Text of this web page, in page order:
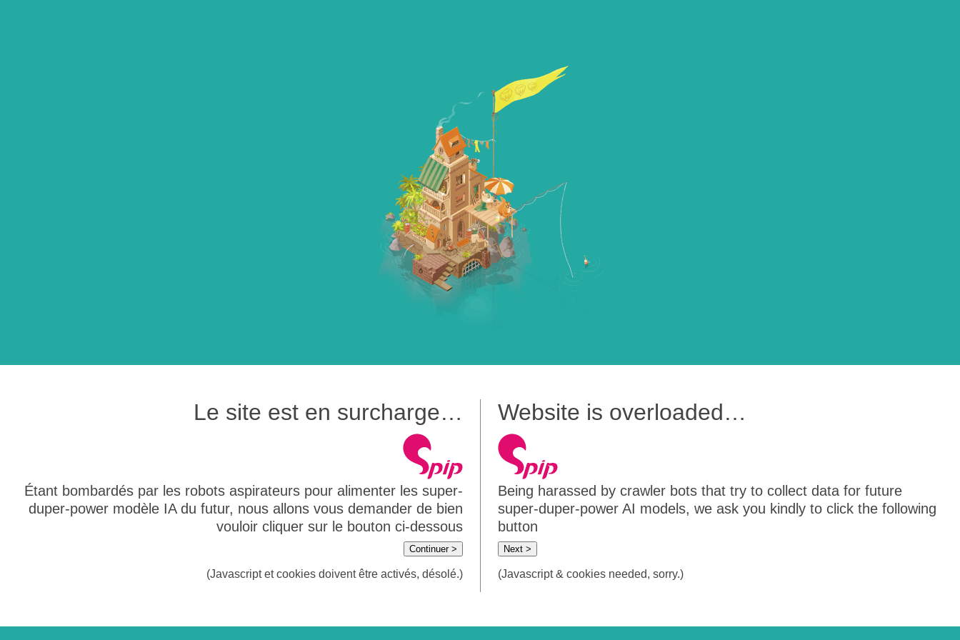
Le site est en surcharge…
Étant bombardés par les robots aspirateurs pour alimenter les super-
duper-power modèle IA du futur, nous allons vous demander de bien
vouloir cliquer sur le bouton ci-dessous
Continuer >
(Javascript et cookies doivent être activés, désolé.)
Website is overloaded…
Being harassed by crawler bots that try to collect data for future
super-duper-power AI models, we ask you kindly to click the following
button
Next >
(Javascript & cookies needed, sorry.)